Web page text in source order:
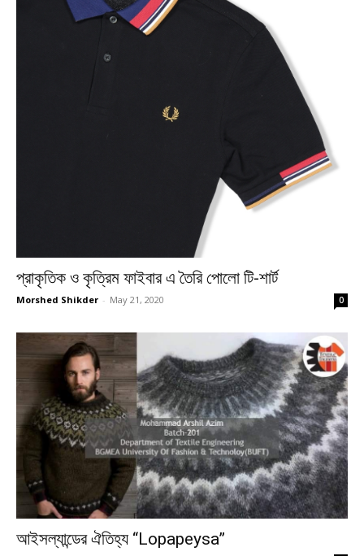
প্রাকৃতিক ও কৃত্রিম ফাইবার এ তৈরি পোলো টি-শার্ট
Morshed Shikder - May 21, 2020 0
আইসল্যান্ডের ঐতিহ্য “Lopapeysa”